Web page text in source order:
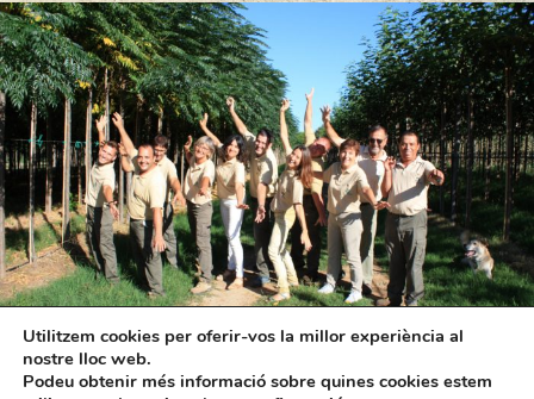
©VIVERS GASSÓ, 2020 /Avís legal|Política de privacitat|Política de
Utilitzem cookies per oferir-vos la millor experiència al
nostre lloc web.
Podeu obtenir més informació sobre quines cookies estem